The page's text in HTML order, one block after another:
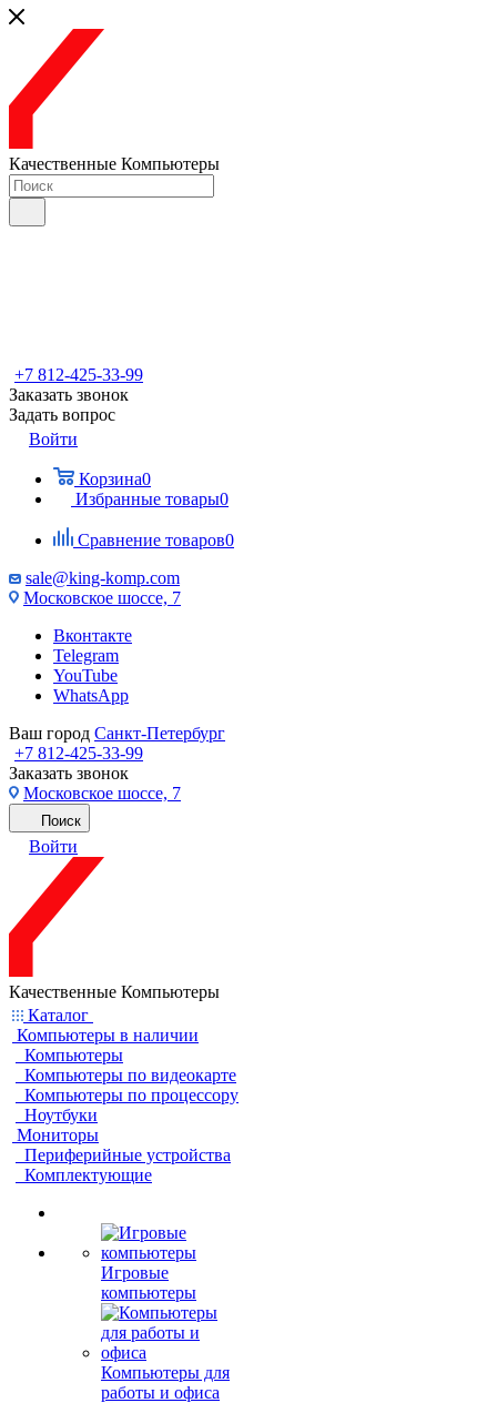
Качественные Компьютеры
+7 812-425-33-99
Заказать звонок
Задать вопрос
Войти
Корзина0
Избранные товары0
Сравнение товаров0
sale@king-komp.com
Московское шоссе, 7
Вконтакте
Telegram
YouTube
WhatsApp
Ваш город Санкт-Петербург
+7 812-425-33-99
Заказать звонок
Московское шоссе, 7
Поиск
Войти
Качественные Компьютеры
Каталог
Компьютеры в наличии
Компьютеры
Компьютеры по видеокарте
Компьютеры по процессору
Ноутбуки
Мониторы
Периферийные устройства
Комплектующие
Игровые
компьютеры
Компьютеры для
работы и офиса